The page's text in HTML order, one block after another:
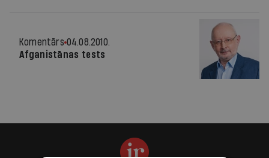
Komentārs 04.08.2010.
Afganistānas tests